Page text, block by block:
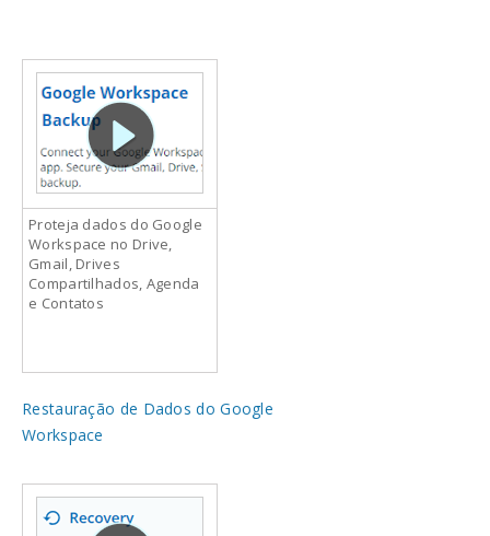
Proteja dados do Google
Workspace no Drive,
Gmail, Drives
Compartilhados, Agenda
e Contatos
Restauração de Dados do Google
Workspace